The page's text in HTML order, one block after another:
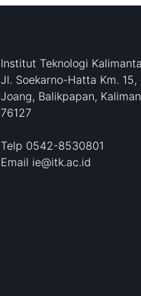
Institut Teknologi
Jl. Soekarno-Hatta Km. 15,
Joang, Balikpapan,
76127
Telp 0542-8530801
Email ie@itk.ac.id